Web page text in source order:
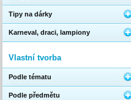
Tipy na dárky
Karneval, draci, lampiony
Vlastní tvorba
Podle tématu
Podle předmětu